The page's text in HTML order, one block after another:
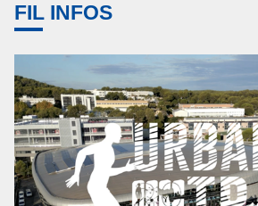
FIL INFOS